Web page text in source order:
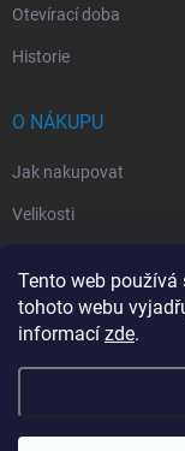
Tento web
tohoto webu
informací zde.
Otevírací doba
Historie
O NÁKUPU
Jak nakupovat
Velikosti
Vrácení, reklamace
Obchodní podmínky